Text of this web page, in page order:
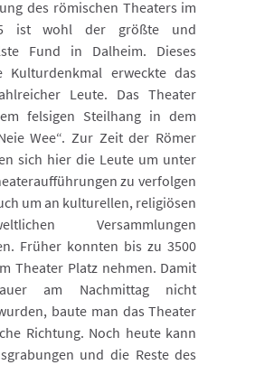
des römischen Theaters im
ist wohl der größte und
Fund in Dalheim. Dieses
Kulturdenkmal erweckte das
Leute. Das Theater
felsigen Steilhang in dem
Wee“. Zur Zeit der Römer
sich hier die Leute um unter
zu verfolgen
um an kulturellen, religiösen
Versammlungen
Früher konnten bis zu 3500
Theater Platz nehmen. Damit
am Nachmittag nicht
baute man das Theater
Richtung. Noch heute kann
und die Reste des